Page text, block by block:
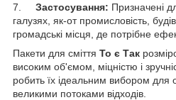
7. Застосування: Призначені
галузях, як-от промисловість,
громадські місця, де потрібне
Пакети для сміття To є Так
високим об'ємом, міцністю і
робить їх ідеальним вибором для
великими потоками відходів.